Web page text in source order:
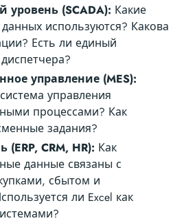
уровень (SCADA): Какие
используются? Какова
Есть ли единый
управление (MES):
управления
процессами? Как
задания?
(ERP, CRM, HR): Как
данные связаны с
сбытом и
ли Excel как